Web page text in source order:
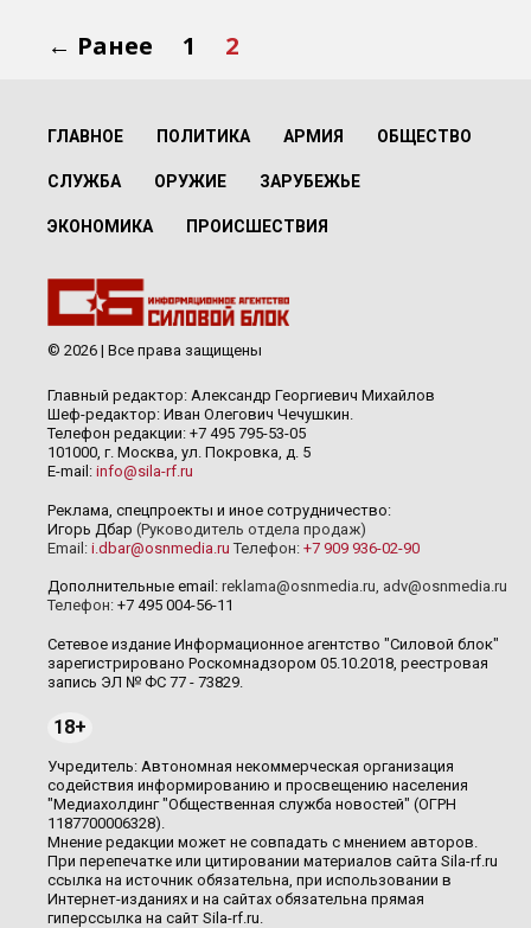
← Ранее 1 2
ГЛАВНОЕ ПОЛИТИКА АРМИЯ ОБЩЕСТВО
СЛУЖБА ОРУЖИЕ ЗАРУБЕЖЬЕ
ЭКОНОМИКА ПРОИСШЕСТВИЯ
© 2026 | Все права защищены
Главный редактор: Александр Георгиевич Михайлов
Шеф-редактор: Иван Олегович Чечушкин.
Телефон редакции: +7 495 795-53-05
101000, г. Москва, ул. Покровка, д. 5
E-mail: info@sila-rf.ru
Реклама, спецпроекты и иное сотрудничество:
Игорь Дбар (Руководитель отдела продаж)
Email: i.dbar@osnmedia.ru Телефон: +7 909 936-02-90
Дополнительные email: reklama@osnmedia.ru, adv@osnmedia.ru
Телефон: +7 495 004-56-11
Сетевое издание Информационное агентство "Силовой блок"
зарегистрировано Роскомнадзором 05.10.2018, реестровая
запись ЭЛ № ФС 77 - 73829.
18+
Учредитель: Автономная некоммерческая организация
содействия информированию и просвещению населения
"Медиахолдинг "Общественная служба новостей" (ОГРН
1187700006328).
Мнение редакции может не совпадать с мнением авторов.
При перепечатке или цитировании материалов сайта Sila-rf.ru
ссылка на источник обязательна, при использовании в
Интернет-изданиях и на сайтах обязательна прямая
гиперссылка на сайт Sila-rf.ru.